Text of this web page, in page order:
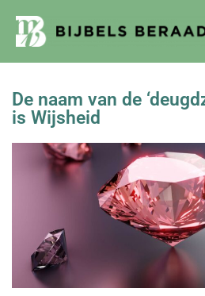
De naam van de
is Wijsheid